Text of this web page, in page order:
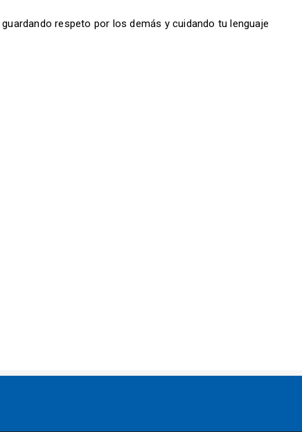
respeto por los demás y cuidando tu lenguaje